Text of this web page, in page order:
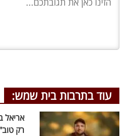
עוד בתרבות בית שמש:
אריאל
רק טוב"